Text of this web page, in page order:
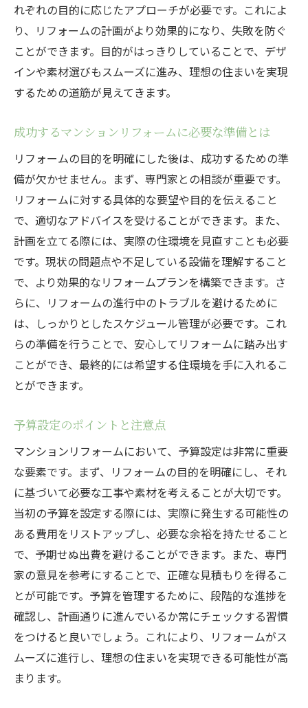
ペットや子供に配慮した安全なリフォーム
マンションリフォームにおける最新技術の活用
法
スマートホーム化で得られる利便性
エコリフォームで実現する持続可能な生活
デジタル技術を用いた効率的な施工管理
ホームオートメーションの導入事例
防犯対策を強化する最先端システム
リフォームを成功に導くための情報収集のコツ
信頼できる情報源の見つけ方
施工事例から学ぶリフォームの実態
オンラインとオフラインの情報収集術
専門家への相談を有効に活用する方法
SNSを活用した最新トレンドの把握
顧客レビューのチェックポイント
マンションリフォームで失敗しないための注意
契約書に記載すべき重要事項とは
リフォーム中のコミュニケーション方法
トラブルを未然に防ぐための契約の工夫
施工期間中の生活への影響を最小限にする
事前に知っておくべき近隣への配慮
保証制度を活用した安心の確保
リフォームの新常識として知っておくべき法規
制
マンション特有の法的制限に対応する
建築基準法を遵守するためのポイント
工事開始前に必要な行政手続き
れぞれの目的に応じたアプローチが必要です。これによ
り、リフォームの計画がより効果的になり、失敗を防ぐ
ことができます。目的がはっきりしていることで、デザ
インや素材選びもスムーズに進み、理想の住まいを実現
するための道筋が見えてきます。
成功するマンションリフォームに必要な準備とは
リフォームの目的を明確にした後は、成功するための準
備が欠かせません。まず、専門家との相談が重要です。
リフォームに対する具体的な要望や目的を伝えること
で、適切なアドバイスを受けることができます。また、
計画を立てる際には、実際の住環境を見直すことも必要
です。現状の問題点や不足している設備を理解すること
で、より効果的なリフォームプランを構築できます。さ
らに、リフォームの進行中のトラブルを避けるために
は、しっかりとしたスケジュール管理が必要です。これ
らの準備を行うことで、安心してリフォームに踏み出す
ことができ、最終的には希望する住環境を手に入れるこ
とができます。
予算設定のポイントと注意点
マンションリフォームにおいて、予算設定は非常に重要
な要素です。まず、リフォームの目的を明確にし、それ
に基づいて必要な工事や素材を考えることが大切です。
当初の予算を設定する際には、実際に発生する可能性の
ある費用をリストアップし、必要な余裕を持たせること
で、予期せぬ出費を避けることができます。また、専門
家の意見を参考にすることで、正確な見積もりを得るこ
とが可能です。予算を管理するために、段階的な進捗を
確認し、計画通りに進んでいるか常にチェックする習慣
をつけると良いでしょう。これにより、リフォームがス
ムーズに進行し、理想の住まいを実現できる可能性が高
まります。